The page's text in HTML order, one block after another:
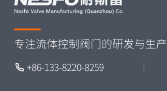
专注流体控制阀门的研发与生产
+86-133-8220-8259